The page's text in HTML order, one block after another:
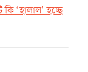
‘হালাল’ হচ্ছে